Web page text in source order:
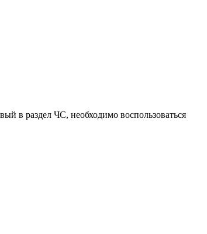
в раздел ЧС, необходимо воспользоваться